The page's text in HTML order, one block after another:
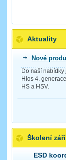
Aktuality
Nové
Do naší
Hios 4.
HS a HSV.
Školení září
ESD